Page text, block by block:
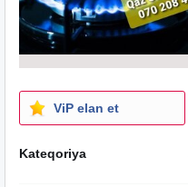
ViP elan et
Kateqoriya